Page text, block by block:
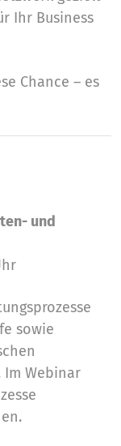
Ihr Business
Chance – es
und
sowie
Webinar